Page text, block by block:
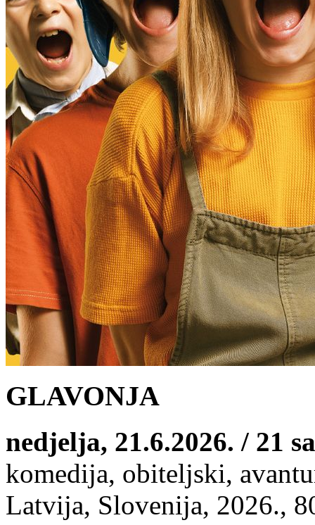
GLAVONJA
nedjelja, 21.6.2026. / 21
komedija, obiteljski,
Latvija, Slovenija, 2026.,